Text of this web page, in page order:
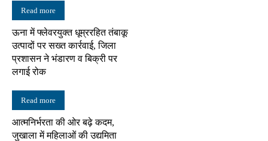
Read more
ऊना में फ्लेवरयुक्त धूम्ररहित तंबाकू
उत्पादों पर सख्त कार्रवाई, जिला
प्रशासन ने भंडारण व बिक्री पर
लगाई रोक
Read more
आत्मनिर्भरता की ओर बढ़े कदम,
जुखाला में महिलाओं की उद्यमिता